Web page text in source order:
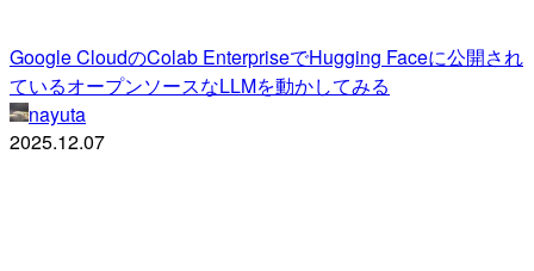
Google CloudのColab EnterpriseでHugging Faceに公開され
ているオープンソースなLLMを動かしてみる
nayuta
2025.12.07